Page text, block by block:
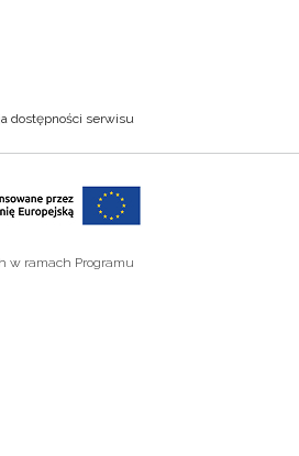
dostępności serwisu
w ramach Programu